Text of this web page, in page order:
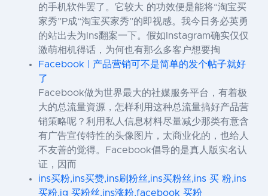
的手机软件罢了。它较大 的功效便是能将“淘宝买
家秀”P成“淘宝买家秀”的即视感。我今日务必英勇
的站出去为Ins翻案一下。假如Instagram确实仅仅
激萌相机得话，为何也有那么多客户想要掏
Facebook | 产品营销可不是简单的发个帖子就好
了
Facebook做为世界最大的社媒服务平台，有着极
大的总流量資源，怎样利用这种总流量搞好产品营
销策略呢？利用私人信息材料尽量减少那类有意含
有广告宣传特性的头像图片，太商业化的，也给人
不友善的觉得。Facebook倡导的是真人版实名认
证，因而
ins买粉,ins买赞,ins刷粉丝,ins买粉丝,ins 买 粉,ins
买粉,ig 买粉丝,ins涨粉,facebook 买粉